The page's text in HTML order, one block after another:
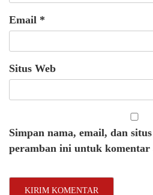
Email *
Situs Web
Simpan nama, email, dan
peramban ini untuk komentar